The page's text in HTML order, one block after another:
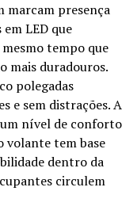
marcam presença
LED que
tempo que
mais duradouros.
polegadas
e sem distrações. A
nível de conforto
volante tem base
dentro da
circulem